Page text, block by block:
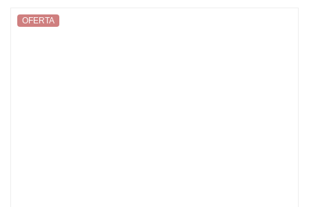
OFERTA